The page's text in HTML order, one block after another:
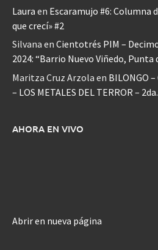
Laura en Escaramujo #6: Columna
que crecí» #2
Silvana en Cientotrés PIM –
2024: “Barrio Nuevo Viñedo, Punta
Maritza Cruz Arzola en BILONGO
– LOS METALES DEL TERROR –
AHORA EN VIVO
Abrir en nueva página